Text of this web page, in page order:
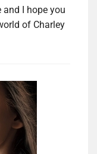
I hope you
of Charley